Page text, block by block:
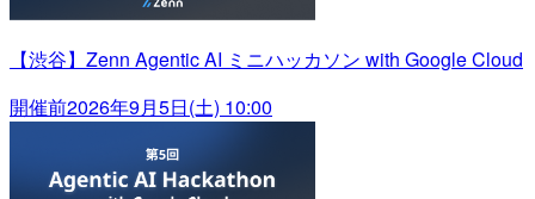
【渋谷】Zenn Agentic AI ミニハッカソン with Google Cloud
開催前2026年9月5日(土) 10:00